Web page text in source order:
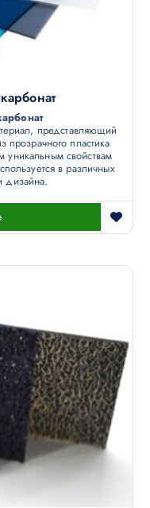
представляющий
пластика
уникальным свойствам
в различных
дизайна.